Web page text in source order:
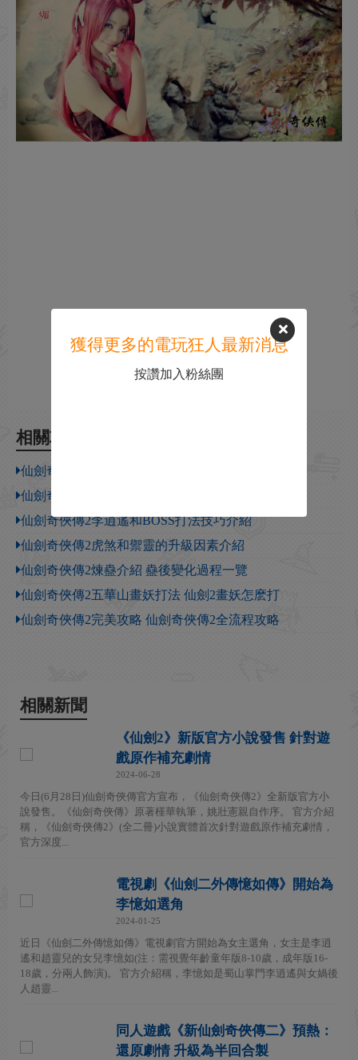
相關攻略
仙劍奇俠傳2天使繪卷任務全流程一覽
仙劍奇俠傳2全迷宮地圖一覽
仙劍奇俠傳2李逍遙和BOSS打法技巧介紹
仙劍奇俠傳2虎煞和禦靈的升級因素介紹
仙劍奇俠傳2煉蠱介紹 蠱後變化過程一覽
仙劍奇俠傳2五華山畫妖打法 仙劍2畫妖怎麽打
仙劍奇俠傳2完美攻略 仙劍奇俠傳2全流程攻略
相關新聞
《仙劍2》新版官方小說發售 針對遊
戲原作補充劇情
2024-06-28
今日(6月28日)仙劍奇俠傳官方宣布，《仙劍奇俠傳2》全新版官方小
說發售。《仙劍奇俠傳》原著槿華執筆，姚壯憲親自作序。 官方介紹
稱，《仙劍奇俠傳2》(全二冊)小說實體首次針對遊戲原作補充劇情，
官方深度...
電視劇《仙劍二外傳憶如傳》開始為
李憶如選角
2024-01-25
近日《仙劍二外傳憶如傳》電視劇官方開始為女主選角，女主是李逍
遙和趙靈兒的女兒李憶如(注：需視覺年齡童年版8-10歲，成年版16-
18歲，分兩人飾演)。 官方介紹稱，李憶如是蜀山掌門李逍遙與女媧後
人趙靈...
同人遊戲《新仙劍奇俠傳二》預熱：
還原劇情 升級為半回合製
獲得更多的電玩狂人最新消息
按讚加入粉絲團